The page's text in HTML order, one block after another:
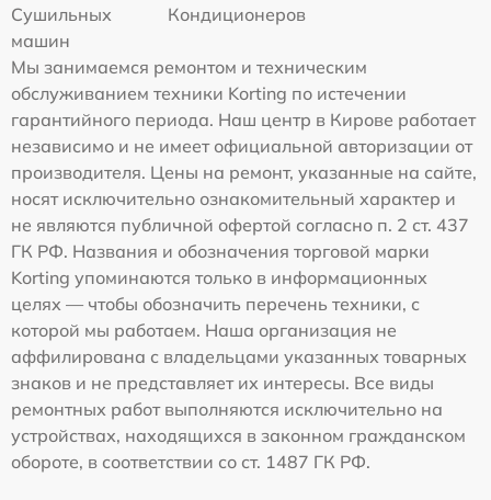
Сушильных
машин
Кондиционеров
Мы занимаемся ремонтом и техническим
обслуживанием техники Korting по истечении
гарантийного периода. Наш центр в Кирове работает
независимо и не имеет официальной авторизации от
производителя. Цены на ремонт, указанные на сайте,
носят исключительно ознакомительный характер и
не являются публичной офертой согласно п. 2 ст. 437
ГК РФ. Названия и обозначения торговой марки
Korting упоминаются только в информационных
целях — чтобы обозначить перечень техники, с
которой мы работаем. Наша организация не
аффилирована с владельцами указанных товарных
знаков и не представляет их интересы. Все виды
ремонтных работ выполняются исключительно на
устройствах, находящихся в законном гражданском
обороте, в соответствии со ст. 1487 ГК РФ.